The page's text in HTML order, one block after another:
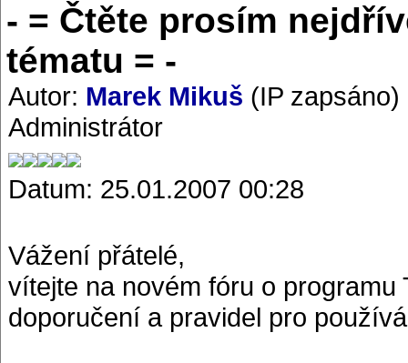
- = Čtěte prosím
tématu = -
Autor: Marek Mikuš (IP zapsáno)
Administrátor
Datum: 25.01.2007 00:28
Vážení přátelé,
vítejte na novém fóru o
doporučení a pravidel pro